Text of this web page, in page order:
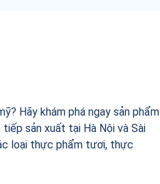
Hãy khám phá ngay sản phẩm
sản xuất tại Hà Nội và Sài
loại thực phẩm tươi, thực